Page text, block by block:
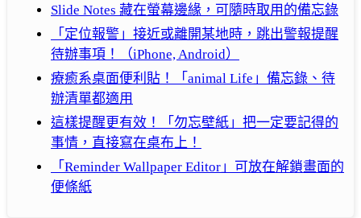
Slide Notes 藏在螢幕邊緣，可隨時取用的備忘錄
「定位報警」接近或離開某地時，跳出警報提醒
待辦事項！（iPhone, Android）
療癒系桌面便利貼！「animal Life」備忘錄、待
辦清單都適用
這樣提醒更有效！「勿忘壁紙」把一定要記得的
事情，直接寫在桌布上！
「Reminder Wallpaper Editor」可放在解鎖畫面的
便條紙